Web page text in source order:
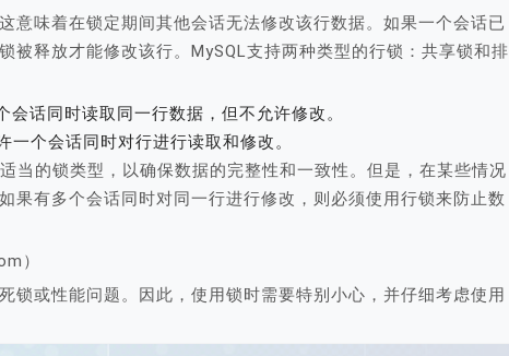
意味着在锁定期间其他会话无法修改该行数据。如果一个会话已
被释放才能修改该行。MySQL支持两种类型的行锁：共享锁和排
话同时读取同一行数据，但不允许修改。
个会话同时对行进行读取和修改。
当的锁类型，以确保数据的完整性和一致性。但是，在某些情况
果有多个会话同时对同一行进行修改，则必须使用行锁来防止数
）
锁或性能问题。因此，使用锁时需要特别小心，并仔细考虑使用